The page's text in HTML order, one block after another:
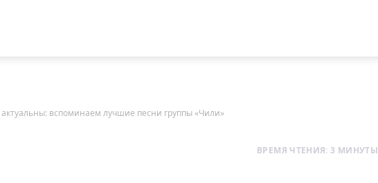
вспоминаем лучшие песни группы «Чили»
ВРЕМЯ ЧТЕНИЯ: 3 МИНУТЫ